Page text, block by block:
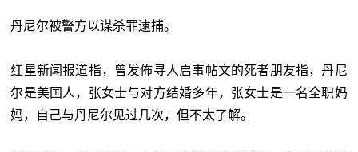
丹尼尔被警方以谋杀罪逮捕。
红星新闻报道指，曾发佈寻人启事帖文的死者朋友指，丹尼
尔是美国人，张女士与对方结婚多年，张女士是一名全职妈
妈，自己与丹尼尔见过几次，但不太了解。